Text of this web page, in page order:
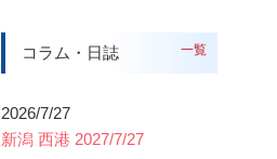
コラム・日誌 一覧
2026/7/27
新潟 西港 2027/7/27